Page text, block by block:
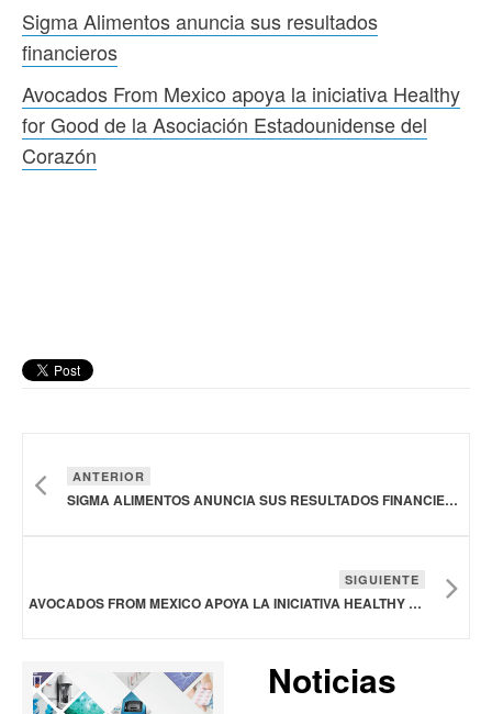
Sigma Alimentos anuncia sus resultados
financieros
Avocados From Mexico apoya la iniciativa Healthy
for Good de la Asociación Estadounidense del
Corazón
ANTERIOR
SIGMA ALIMENTOS ANUNCIA SUS RESULTADOS FINANCIEROS
SIGUIENTE
AVOCADOS FROM MEXICO APOYA LA INICIATIVA HEALTHY FOR GOOD DE LA ASOCIACIÓN ESTADOUNIDENSE DEL CORAZÓN
Noticias